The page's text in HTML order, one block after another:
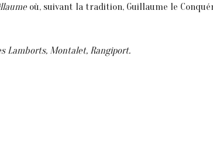
où, suivant la tradition, Guillaume le
Lamborts, Montalet, Rangiport.